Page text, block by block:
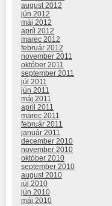
august 2012
jún 2012
máj 2012
apríl 2012
marec 2012
február 2012
november 2011
október 2011
september 2011
júl 2011
jún 2011
máj 2011
apríl 2011
marec 2011
február 2011
január 2011
december 2010
november 2010
október 2010
september 2010
august 2010
júl 2010
jún 2010
máj 2010